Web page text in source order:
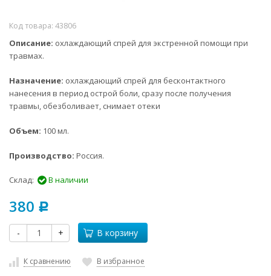
Код товара: 43806
Описание: охлаждающий спрей для экстренной помощи при
травмах.
Назначение: охлаждающий спрей для бесконтактного
нанесения в период острой боли, сразу после получения
травмы, обезболивает, снимает отеки
Объем: 100 мл.
Производство: Россия.
Склад: В наличии
380 Р
- + В корзину
К сравнению В избранное